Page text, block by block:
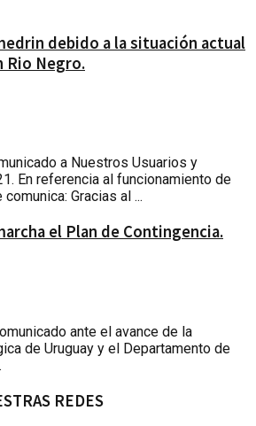
debido a la situación actual
Rio Negro.
a Nuestros Usuarios y
En referencia al funcionamiento de
Gracias al ...
el Plan de Contingencia.
ante el avance de la
de Uruguay y el Departamento de
REDES